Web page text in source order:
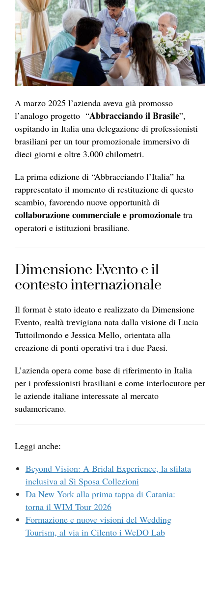
A marzo 2025 l’azienda aveva già promosso
l’analogo progetto “Abbracciando il Brasile”,
ospitando in Italia una delegazione di professionisti
brasiliani per un tour promozionale immersivo di
dieci giorni e oltre 3.000 chilometri.
La prima edizione di “Abbracciando l’Italia” ha
rappresentato il momento di restituzione di questo
scambio, favorendo nuove opportunità di
collaborazione commerciale e promozionale tra
operatori e istituzioni brasiliane.
Dimensione Evento e il
contesto internazionale
Il format è stato ideato e realizzato da Dimensione
Evento, realtà trevigiana nata dalla visione di Lucia
Tuttoilmondo e Jessica Mello, orientata alla
creazione di ponti operativi tra i due Paesi.
L’azienda opera come base di riferimento in Italia
per i professionisti brasiliani e come interlocutore per
le aziende italiane interessate al mercato
sudamericano.
Leggi anche:
Beyond Vision: A Bridal Experience, la sfilata
inclusiva al Sì Sposa Collezioni
Da New York alla prima tappa di Catania:
torna il WIM Tour 2026
Formazione e nuove visioni del Wedding
Tourism, al via in Cilento i WeDO Lab